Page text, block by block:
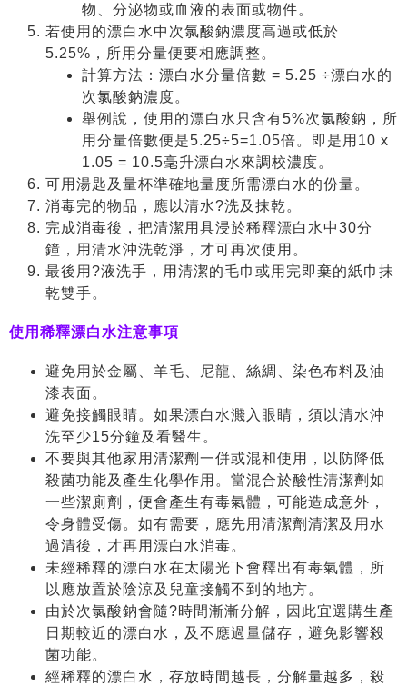
物、分泌物或血液的表面或物件。
若使用的漂白水中次氯酸鈉濃度高過或低於
5.25%，所用分量便要相應調整。
計算方法：漂白水分量倍數 = 5.25 ÷漂白水的
次氯酸鈉濃度。
舉例說，使用的漂白水只含有5%次氯酸鈉，所
用分量倍數便是5.25÷5=1.05倍。即是用10 x
1.05 = 10.5毫升漂白水來調校濃度。
可用湯匙及量杯準確地量度所需漂白水的份量。
消毒完的物品，應以清水?洗及抹乾。
完成消毒後，把清潔用具浸於稀釋漂白水中30分
鐘，用清水沖洗乾淨，才可再次使用。
最後用?液洗手，用清潔的毛巾或用完即棄的紙巾抹
乾雙手。
使用稀釋漂白水注意事項
避免用於金屬、羊毛、尼龍、絲綢、染色布料及油
漆表面。
避免接觸眼睛。如果漂白水濺入眼睛，須以清水沖
洗至少15分鐘及看醫生。
不要與其他家用清潔劑一併或混和使用，以防降低
殺菌功能及產生化學作用。當混合於酸性清潔劑如
一些潔廁劑，便會產生有毒氣體，可能造成意外，
令身體受傷。如有需要，應先用清潔劑清潔及用水
過清後，才再用漂白水消毒。
未經稀釋的漂白水在太陽光下會釋出有毒氣體，所
以應放置於陰涼及兒童接觸不到的地方。
由於次氯酸鈉會隨?時間漸漸分解，因此宜選購生產
日期較近的漂白水，及不應過量儲存，避免影響殺
菌功能。
經稀釋的漂白水，存放時間越長，分解量越多，殺